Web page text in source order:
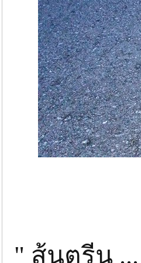
" ส้นตรีน